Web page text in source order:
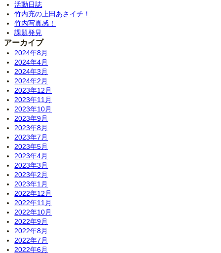
活動日誌
竹内充の上田あさイチ！
竹内写真感！
課題発見
アーカイブ
2024年8月
2024年4月
2024年3月
2024年2月
2023年12月
2023年11月
2023年10月
2023年9月
2023年8月
2023年7月
2023年5月
2023年4月
2023年3月
2023年2月
2023年1月
2022年12月
2022年11月
2022年10月
2022年9月
2022年8月
2022年7月
2022年6月